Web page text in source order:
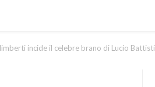
incide il celebre brano di Lucio Battisti